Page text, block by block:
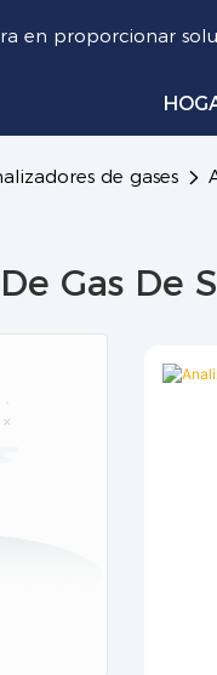
en proporcionar
de gases
Gas De